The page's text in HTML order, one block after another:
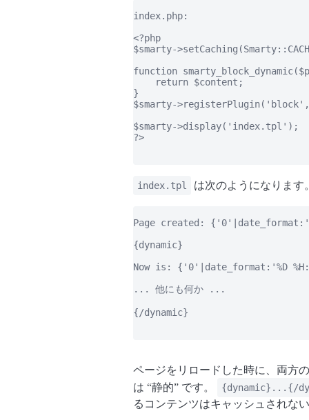
index.php:
<?php
$smarty-
function
    return $content;
}
$smarty-
$smarty->display('index.tpl');
?>
index.tpl は次のようになります
Page created:
{dynamic}
Now is: {'0'|date_format:'%D
... 他にも何か ...
{/dynamic}
ページをリロードした時に、両方
は “静的” です。 {dynamic}...{/
るコンテンツはキャッシュされな